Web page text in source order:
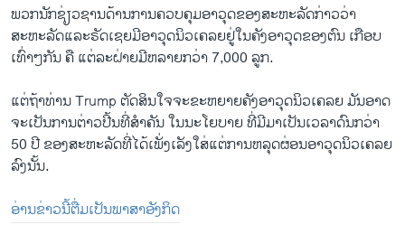
ພວກ​ນັກ​ຊ່ຽວຊານ​ດ້ານ​ການ​ຄວບ​ຄຸມ​ອາວຸດ​ຂອງ​ສະຫະລັດກ່າວ​ວ່າ
ສະຫະລັດ​ແລະຣັດ​ເຊຍ​ມີ​ອາວຸດ​ນິວ​ເຄລຍຢູ່​ໃນ​ຄັງ​ອາວຸດ​ຂອງ​ຕົນ ​ເກືອບ​
ເທົ່າໆ​ກັນ ຄື ​ແຕ່ລະ​ຝ່າຍ​ມີຫລາຍ​ກວ່າ 7,000 ລູກ.
​ແຕ່​ຖ້າ​ທ່ານ Trump ຕັດສິນ​ໃຈຈະ​ຂະຫຍາຍ​ຄັງ​ອາວຸດ​ນິວ​ເຄລຍ ມັນ​ອາດ​
ຈະ​ເປັນ​ການ​ຕ່າວ​ປີ້ນທີ່​ສຳຄັນ ​ໃນ​ນະ​ໂຍບາຍ ​ທີ່​ມີ​ມາ​ເປັນ​ເວລາ​ດົນ​ກວ່າ
50 ປີ ຂອງ​ສະຫະລັດທີ່​ໄດ້​ເພັ່ງ​ເລັງ​ໃສ່​ແຕ່​ການ​ຫລຸດ​ຜ່ອນອາວຸດ​ນິວ​ເຄລຍ
ລົງ​ນັ້ນ.
ອ່ານຂ່າວນີ້ຕື່ມເປັນພາສາອັງກິດ